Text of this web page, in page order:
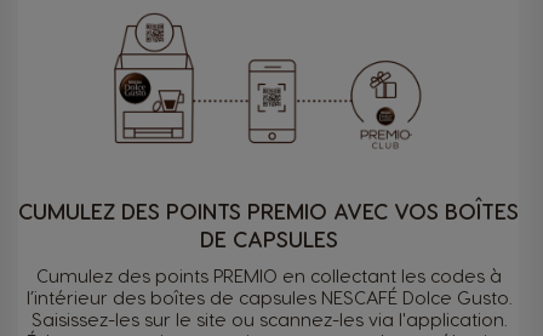
CUMULEZ DES POINTS PREMIO AVEC VOS BOÎTES
DE CAPSULES
Cumulez des points PREMIO en collectant les codes à
l’intérieur des boîtes de capsules NESCAFÉ Dolce Gusto.
Saisissez-les sur le site ou scannez-les via l'application.